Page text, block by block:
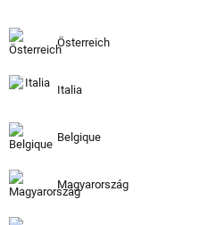
Österreich
Italia
Belgique
Magyarország